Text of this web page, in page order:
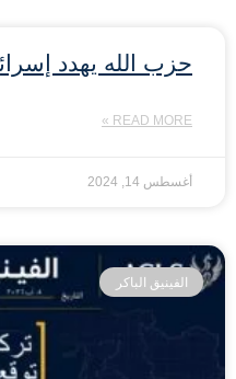
حزب الله يهدد
READ MORE »
أغسطس 14, 2024
الفينيق الباكر